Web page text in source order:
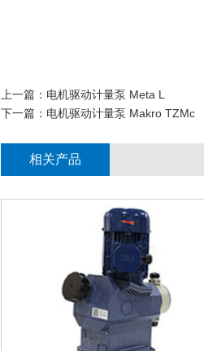
上一篇： 电机驱动计量泵 Meta L
下一篇： 电机驱动计量泵 Makro TZMc
相关产品